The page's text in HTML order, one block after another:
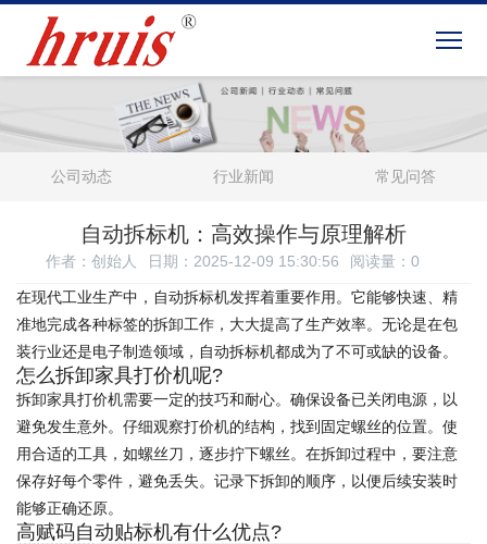
公司动态 行业新闻 常见问答
自动拆标机：高效操作与原理解析
作者：创始人 日期：2025-12-09 15:30:56 阅读量： 0
在现代工业生产中，自动拆标机发挥着重要作用。它能够快速、精
准地完成各种标签的拆卸工作，大大提高了生产效率。无论是在包
装行业还是电子制造领域，自动拆标机都成为了不可或缺的设备。
怎么拆卸家具打价机呢?
拆卸家具打价机需要一定的技巧和耐心。确保设备已关闭电源，以
避免发生意外。仔细观察打价机的结构，找到固定螺丝的位置。使
用合适的工具，如螺丝刀，逐步拧下螺丝。在拆卸过程中，要注意
保存好每个零件，避免丢失。记录下拆卸的顺序，以便后续安装时
能够正确还原。
高赋码自动贴标机有什么优点?